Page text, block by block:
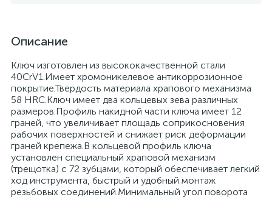
Описание
Ключ изготовлен из высококачественной стали
40CrV1.Имеет хромоникелевое антикоррозионное
покрытие.Твердость материала храпового механизма
58 HRС.Ключ имеет два кольцевых зева различных
размеров.Профиль накидной части ключа имеет 12
граней, что увеличивает площадь соприкосновения
рабочих поверхностей и снижает риск деформации
граней крепежа.В кольцевой профиль ключа
установлен специальный храповой механизм
(трещотка) с 72 зубцами, который обеспечивает легкий
ход инструмента, быстрый и удобный монтаж
резьбовых соединений.Минимальный угол поворота